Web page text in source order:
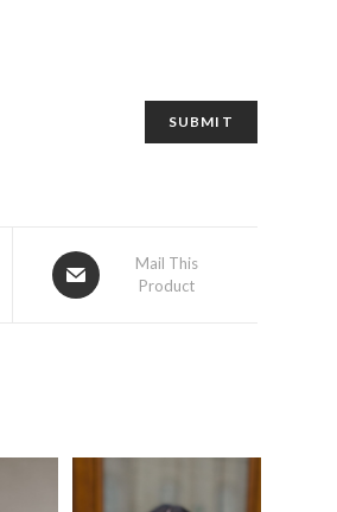
Mail This
Product